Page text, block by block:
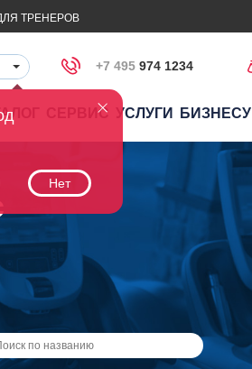
ТРЕНЕРОВ
Нет
+7 495 974 1234
СЕРВИС УСЛУГИ БИЗНЕСУ